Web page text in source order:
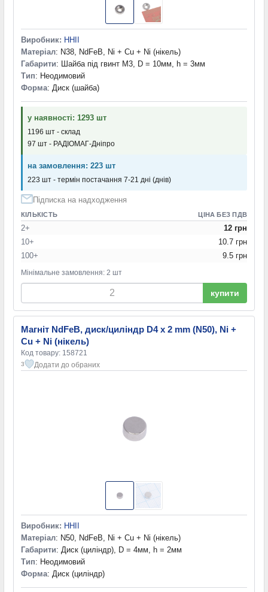
Виробник: HHII
Матеріал: N38, NdFeB, Ni + Cu + Ni (нікель)
Габарити: Шайба під гвинт М3, D = 10мм, h = 3мм
Тип: Неодимовий
Форма: Диск (шайба)
у наявності: 1293 шт
1196 шт - склад
97 шт - РАДІОМАГ-Дніпро
на замовлення: 223 шт
223 шт - термін постачання 7-21 дні (днів)
Підписка на надходження
КІЛЬКІСТЬ ЦІНА БЕЗ ПДВ
2+
12 грн
10+
10.7 грн
100+
9.5 грн
Мінімальне замовлення: 2 шт
купити
Магніт NdFeB, диск/циліндр D4 x 2 mm (N50), Ni +
Cu + Ni (нікель)
Код товару: 158721
3 Додати до обраних
Виробник: HHII
Матеріал: N50, NdFeB, Ni + Cu + Ni (нікель)
Габарити: Диск (циліндр), D = 4мм, h = 2мм
Тип: Неодимовий
Форма: Диск (циліндр)